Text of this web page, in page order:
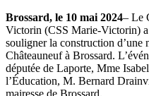
Brossard, le 10 mai 2024– Le
Victorin (CSS Marie-Victorin) a
souligner la construction d’une
Châteauneuf à Brossard.
députée de Laporte, Mme
l’Éducation, M. Bernard
mairesse de Brossard.